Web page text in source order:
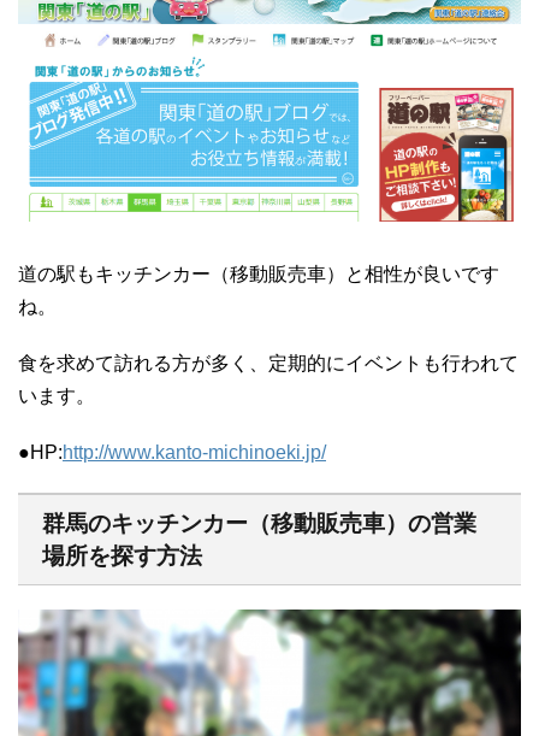
道の駅もキッチンカー（移動販売車）と相性が良いです
ね。
食を求めて訪れる方が多く、定期的にイベントも行われて
います。
●HP:http://www.kanto-michinoeki.jp/
群馬のキッチンカー（移動販売車）の営業
場所を探す方法